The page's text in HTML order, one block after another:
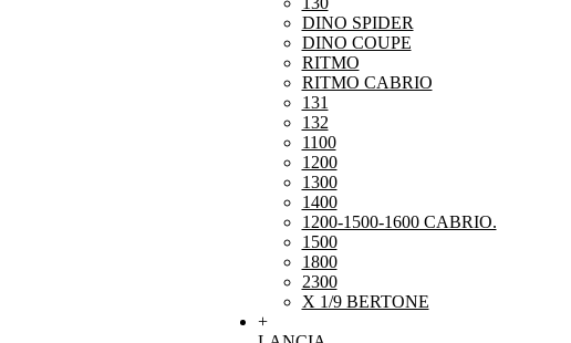
DINO SPIDER
DINO COUPE
RITMO
RITMO CABRIO
131
132
1100
1200
1300
1400
1200-1500-1600 CABRIO.
1500
1800
2300
X 1/9 BERTONE
+